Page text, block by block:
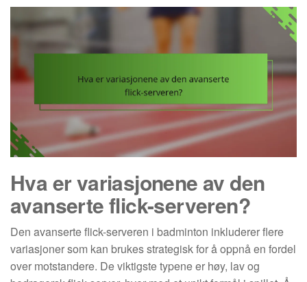
Hva er variasjonene av den
avanserte flick-serveren?
Den avanserte flick-serveren i badminton inkluderer flere
variasjoner som kan brukes strategisk for å oppnå en fordel
over motstandere. De viktigste typene er høy, lav og